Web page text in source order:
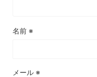
名前 ※
メール ※